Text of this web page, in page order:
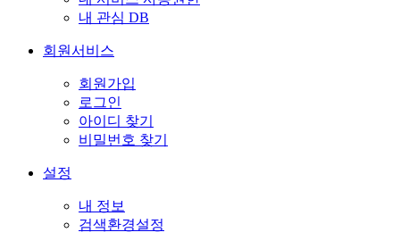
내 관심 DB
회원서비스
회원가입
로그인
아이디 찾기
비밀번호 찾기
설정
내 정보
검색환경설정